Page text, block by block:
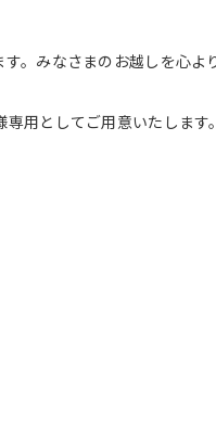
。みなさまのお越しを心よ
用としてご用意いたします。